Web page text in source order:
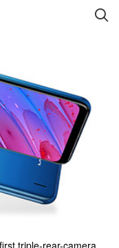
benco V92
benco V91 Plus
triple-rear-camera